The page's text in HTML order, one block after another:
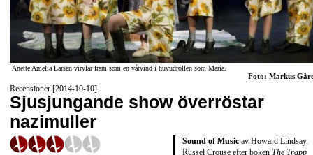
Anette Amelia Larsen virvlar fram som en vårvind i huvudrollen som Maria.
Foto: Markus
Recensioner [2014-10-10]
Sjusjungande show överröstar
nazimuller
Sound of Music av Howard Lindsay,
Russel Crouse efter boken The Trapp